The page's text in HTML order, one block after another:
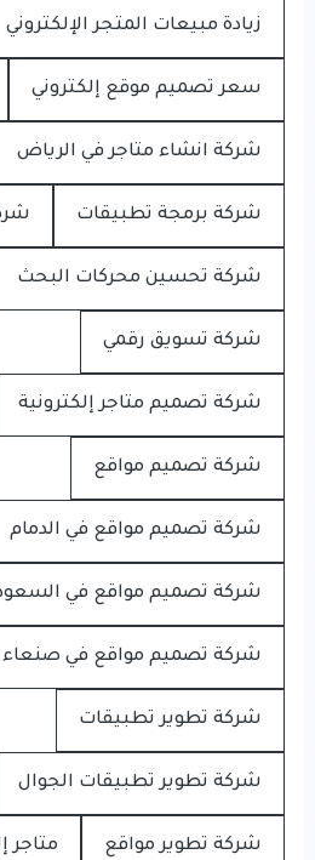
زيادة مبيعات المتجر الإلكتروني
سعر تصميم موقع إلكتروني
شركة انشاء متاجر في الرياض
شركة برمجة تطبيقات
شركة تحسين محركات البحث
شركة تسويق رقمي
شركة تصميم متاجر إلكترونية
شركة تصميم مواقع
شركة تصميم مواقع في الدمام
شركة تصميم مواقع في
شركة تصميم مواقع في صنعاء
شركة تطوير تطبيقات
شركة تطوير تطبيقات الجوال
شركة تطوير مواقع متاجر